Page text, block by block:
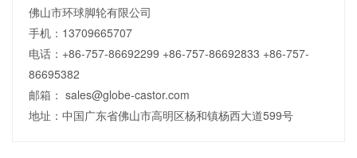
佛山市环球脚轮有限公司
手机：13709665707
电话：+86-757-86692299 +86-757-86692833 +86-757-
86695382
邮箱： sales@globe-castor.com
地址：中国广东省佛山市高明区杨和镇杨西大道599号